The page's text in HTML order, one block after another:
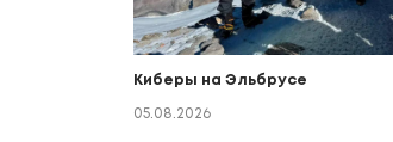
Киберы на Эльбрусе
05.08.2026